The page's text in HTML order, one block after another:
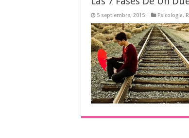
5 septiembre, 2015 Psicologia,